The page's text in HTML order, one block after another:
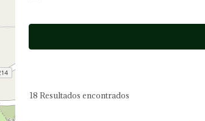
18 Resultados encontrados